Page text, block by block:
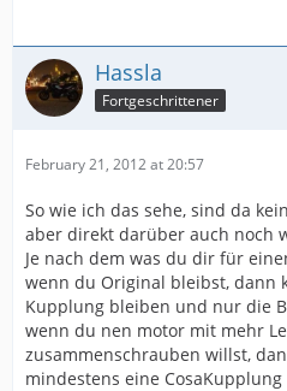
Hassla
Fortgeschrittener
February 21, 2012 at 20:57
So wie ich das sehe, sind da
aber direkt darüber auch noch
Je nach dem was du dir für
wenn du Original bleibst, dann
Kupplung bleiben und nur die
wenn du nen motor mit mehr
zusammenschrauben willst,
mindestens eine